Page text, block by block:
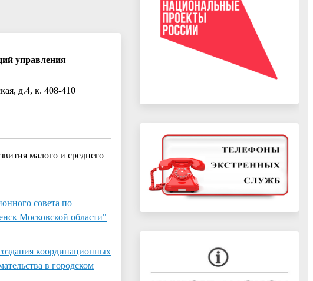
управления
д.4, к. 408-410
малого и среднего
совета по
Московской области"
координационных
в городском